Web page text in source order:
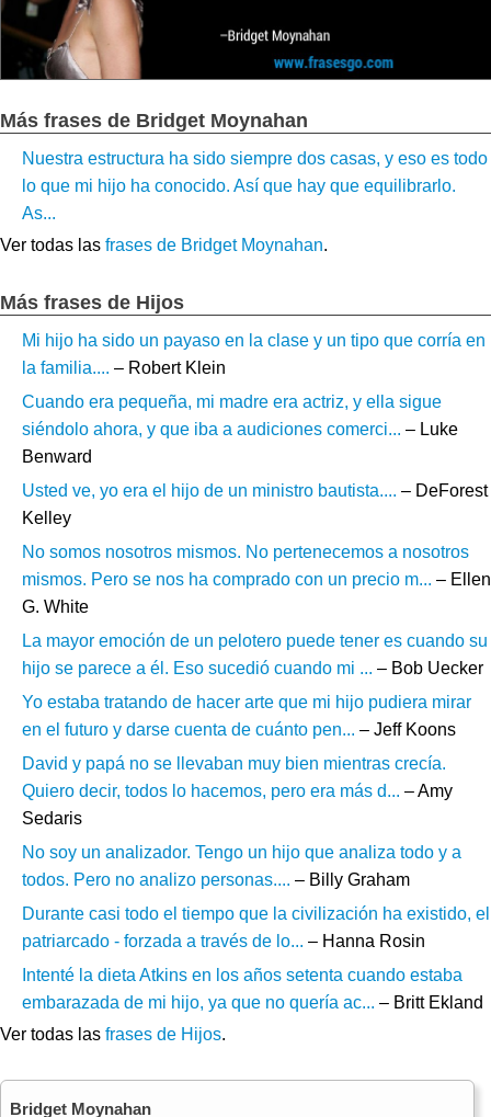
Más frases de Bridget Moynahan
Nuestra estructura ha sido siempre dos casas, y eso es todo
lo que mi hijo ha conocido. Así que hay que equilibrarlo.
As...
Ver todas las frases de Bridget Moynahan.
Más frases de Hijos
Mi hijo ha sido un payaso en la clase y un tipo que corría en
la familia.... – Robert Klein
Cuando era pequeña, mi madre era actriz, y ella sigue
siéndolo ahora, y que iba a audiciones comerci... – Luke
Benward
Usted ve, yo era el hijo de un ministro bautista.... – DeForest
Kelley
No somos nosotros mismos. No pertenecemos a nosotros
mismos. Pero se nos ha comprado con un precio m... – Ellen
G. White
La mayor emoción de un pelotero puede tener es cuando su
hijo se parece a él. Eso sucedió cuando mi ... – Bob Uecker
Yo estaba tratando de hacer arte que mi hijo pudiera mirar
en el futuro y darse cuenta de cuánto pen... – Jeff Koons
David y papá no se llevaban muy bien mientras crecía.
Quiero decir, todos lo hacemos, pero era más d... – Amy
Sedaris
No soy un analizador. Tengo un hijo que analiza todo y a
todos. Pero no analizo personas.... – Billy Graham
Durante casi todo el tiempo que la civilización ha existido, el
patriarcado - forzada a través de lo... – Hanna Rosin
Intenté la dieta Atkins en los años setenta cuando estaba
embarazada de mi hijo, ya que no quería ac... – Britt Ekland
Ver todas las frases de Hijos.
Bridget Moynahan